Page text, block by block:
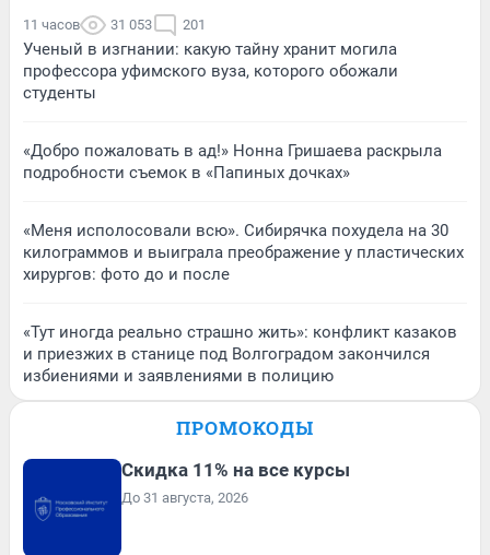
11 часов 31 053 201
Ученый в изгнании: какую тайну хранит могила
профессора уфимского вуза, которого обожали
студенты
«Добро пожаловать в ад!» Нонна Гришаева раскрыла
подробности съемок в «Папиных дочках»
«Меня исполосовали всю». Сибирячка похудела на 30
килограммов и выиграла преображение у пластических
хирургов: фото до и после
«Тут иногда реально страшно жить»: конфликт казаков
и приезжих в станице под Волгоградом закончился
избиениями и заявлениями в полицию
ПРОМОКОДЫ
Скидка 11% на все курсы
До 31 августа, 2026